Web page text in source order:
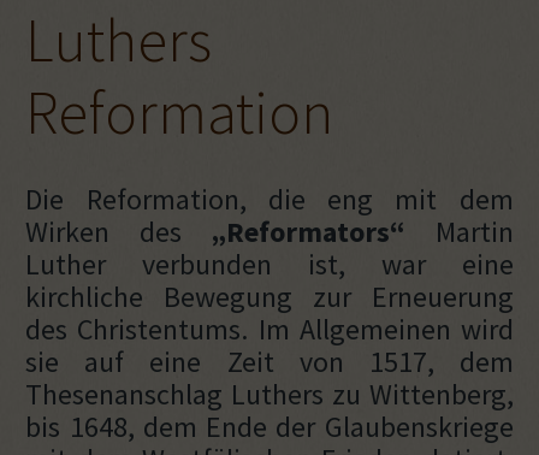
Luthers
Reformation
Die Reformation, die eng mit dem
Wirken des „Reformators“ Martin
Luther verbunden ist, war eine
kirchliche Bewegung zur Erneuerung
des Christentums. Im Allgemeinen wird
sie auf eine Zeit von 1517, dem
Thesenanschlag Luthers zu Wittenberg,
bis 1648, dem Ende der Glaubenskriege